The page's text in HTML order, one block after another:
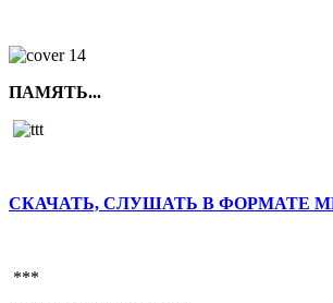
ПАМЯТЬ...
СКАЧАТЬ, СЛУШАТЬ В ФОРМАТЕ
***